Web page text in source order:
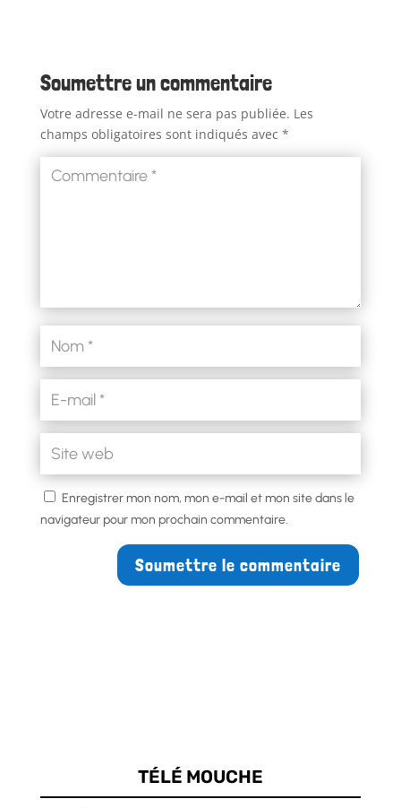
Soumettre un commentaire
Votre adresse e-mail ne sera pas publiée. Les
champs obligatoires sont indiqués avec *
Enregistrer mon nom, mon e-mail et mon site dans le
navigateur pour mon prochain commentaire.
Soumettre le commentaire
TÉLÉ MOUCHE